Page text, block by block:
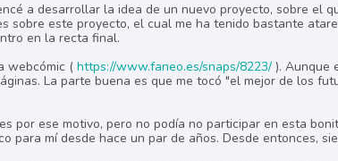
a desarrollar la idea de un nuevo proyecto, sobre el
sobre este proyecto, el cual me ha tenido bastante
en la recta final.
webcómic ( https://www.faneo.es/snaps/8223/ ). Aunque
La parte buena es que me tocó "el mejor de los
por ese motivo, pero no podía no participar en esta
para mí desde hace un par de años. Desde entonces,